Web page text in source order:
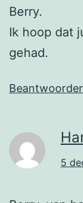
Berry.
Ik hoop dat
gehad.
5